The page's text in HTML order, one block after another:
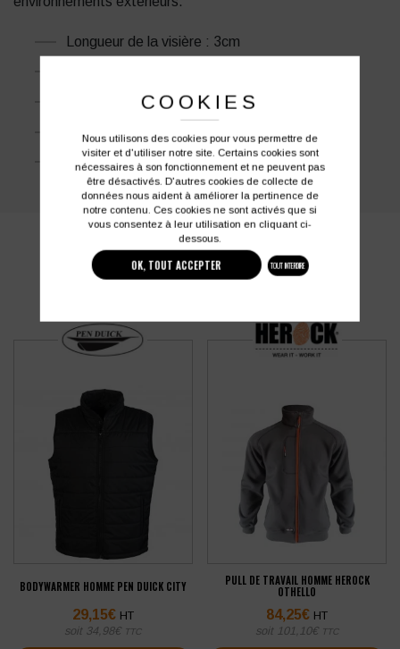
Longueur de la visière : 3cm
Bandes antitranspirantes et absorbantes
Casquette anti heurt
Visibilité améliorée
PRODUITS SIMILAIRES
BODYWARMER HOMME PEN DUICK CITY
29,15€ HT
soit 34,98€ TTC
PULL DE TRAVAIL HOMME HEROCK
OTHELLO
84,25€ HT
soit 101,10€ TTC
COOKIES
Nous utilisons des cookies pour vous permettre de
visiter et d'utiliser notre site. Certains cookies sont
nécessaires à son fonctionnement et ne peuvent pas
être désactivés. D'autres cookies de collecte de
données nous aident à améliorer la pertinence de
notre contenu. Ces cookies ne sont activés que si
vous consentez à leur utilisation en cliquant ci-
dessous.
OK, TOUT ACCEPTER TOUT INTERDIRE